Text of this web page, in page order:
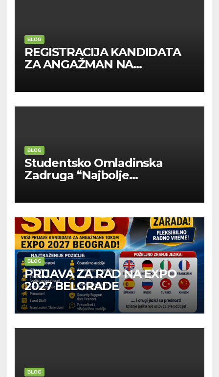
BLOG
REGISTRACIJA KANDIDATA
ZA ANGAŽMAN NA
BLOG
Studentsko Omladinska
Zadruga “Najbolje
BLOG
PRIJAVA ZA RAD NA EXPO
2027 BELGRADE
BLOG